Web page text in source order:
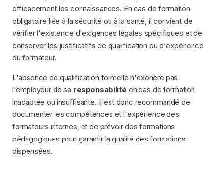
efficacement les connaissances. En cas de formation
obligatoire liée à la sécurité ou à la santé, il convient de
vérifier l'existence d'exigences légales spécifiques et de
conserver les justificatifs de qualification ou d'expérience
du formateur.
L'absence de qualification formelle n'exonère pas
l'employeur de sa responsabilité en cas de formation
inadaptée ou insuffisante. Il est donc recommandé de
documenter les compétences et l'expérience des
formateurs internes, et de prévoir des formations
pédagogiques pour garantir la qualité des formations
dispensées.